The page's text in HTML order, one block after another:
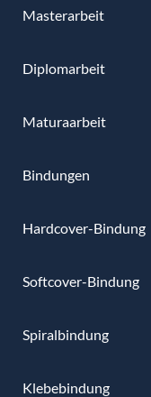
Masterarbeit
Diplomarbeit
Maturaarbeit
Bindungen
Hardcover-Bindung
Softcover-Bindung
Spiralbindung
Klebebindung